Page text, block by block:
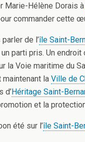
Marie-Hélène Dorais à
commander cette
de l’île Saint-
un parti pris. Un
la Voie maritime du
la Ville de
d’Héritage Saint-
et la
été sur l’île Saint-